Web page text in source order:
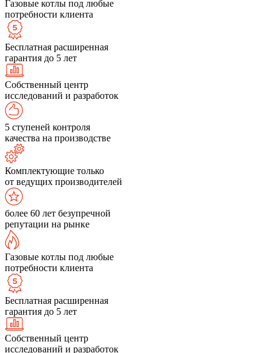
Газовые котлы под любые
потребности клиента
Бесплатная расширенная
гарантия до 5 лет
Собственный центр
исследований и разработок
5 ступеней контроля
качества на производстве
Комплектующие только
от ведущих производителей
более 60 лет безупречной
репутации на рынке
Газовые котлы под любые
потребности клиента
Бесплатная расширенная
гарантия до 5 лет
Собственный центр
исследований и разработок